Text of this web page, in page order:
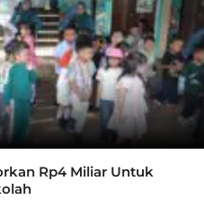
Rp4 Miliar Untuk